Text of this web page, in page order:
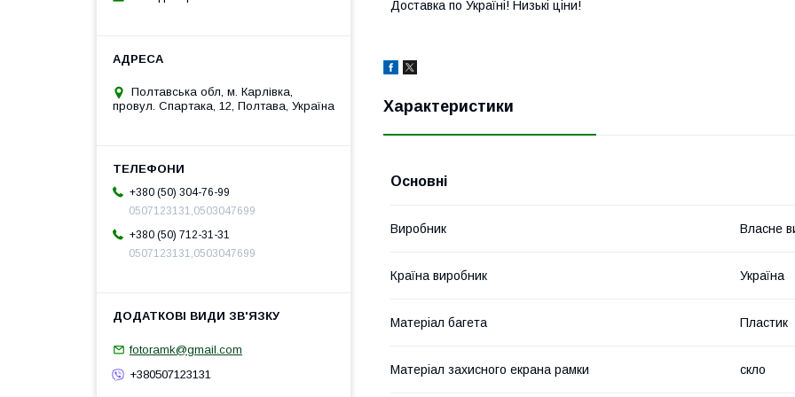
Доставка по Україні! Низькі ціни!
Характеристики
Основні
Виробник Власне
Країна виробник Україна
Матеріал багета Пластик
Матеріал захисного екрана рамки скло
Полтавська обл, м. Карлівка,
провул. Спартака, 12, Полтава, Україна
+380 (50) 304-76-99
0507123131,0503047699
+380 (50) 712-31-31
0507123131,0503047699
fotoramk@gmail.com
+380507123131